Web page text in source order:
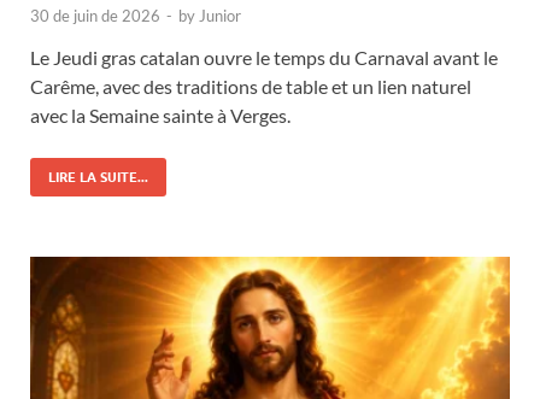
30 de juin de 2026 - by Junior
Le Jeudi gras catalan ouvre le temps du Carnaval avant le
Carême, avec des traditions de table et un lien naturel
avec la Semaine sainte à Verges.
LIRE LA SUITE...